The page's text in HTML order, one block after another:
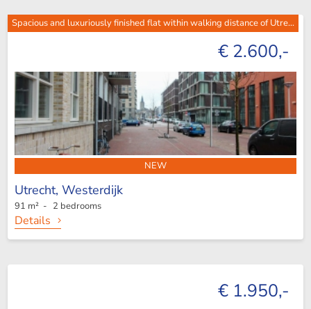
Spacious and luxuriously finished flat within walking distance of Utre...
€ 2.600,-
NEW
Utrecht, Westerdijk
91 m² - 2 bedrooms
Details
€ 1.950,-